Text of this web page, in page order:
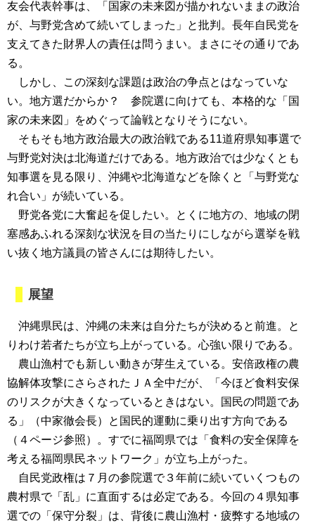
友会代表幹事は、「国家の未来図が描かれないままの政治
が、与野党含めて続いてしまった」と批判。長年自民党を
支えてきた財界人の責任は問うまい。まさにその通りであ
る。
しかし、この深刻な課題は政治の争点とはなっていな
い。地方選だからか？ 参院選に向けても、本格的な「国
家の未来図」をめぐって論戦となりそうにない。
そもそも地方政治最大の政治戦である11道府県知事選で
与野党対決は北海道だけである。地方政治では少なくとも
知事選を見る限り、沖縄や北海道などを除くと「与野党な
れ合い」が続いている。
野党各党に大奮起を促したい。とくに地方の、地域の閉
塞感あふれる深刻な状況を目の当たりにしながら選挙を戦
い抜く地方議員の皆さんには期待したい。
展望
沖縄県民は、沖縄の未来は自分たちが決めると前進。と
りわけ若者たちが立ち上がっている。心強い限りである。
農山漁村でも新しい動きが芽生えている。安倍政権の農
協解体攻撃にさらされたＪＡ全中だが、「今ほど食料安保
のリスクが大きくなっているときはない。国民の問題であ
る」（中家徹会長）と国民的運動に乗り出す方向である
（４ページ参照）。すでに福岡県では「食料の安全保障を
考える福岡県民ネットワーク」が立ち上がった。
自民党政権は７月の参院選で３年前に続いていくつもの
農村県で「乱」に直面するは必定である。今回の４県知事
選での「保守分裂」は、背後に農山漁村・疲弊する地域の